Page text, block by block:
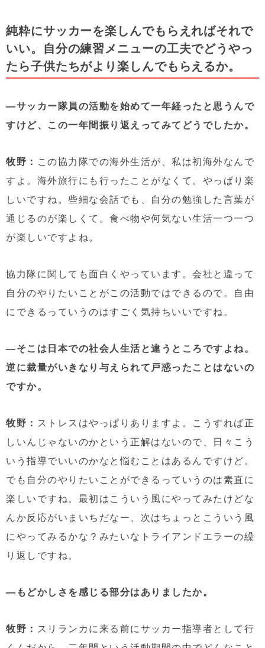
純粋にサッカーを楽しんでもらえればそれで
いい。自分の練習メニューの工夫でどうやっ
たら子供たちがより楽しんでもらえるか。
—サッカー隊員の活動を始めて一年経ったと思うんで
すけど、この一年間振り返えってみてどうでしたか。
牧野： この協力隊での海外生活が、私は初海外なんで
すよ。海外旅行にも行ったことがなくて。やっぱり楽
しいですね。些細な会話でも、自分の勉強した言葉が
通じるのが楽しくて。食べ物や何気ない生活一つ一つ
が楽しいですよね。
協力隊に関しても面白くやっています。会社と違って
自分のやりたいことがこの活動ではできるので。自由
にできるっていうのはすごく気持ちいいですね。
—そこは日本での社会人生活と違うところですよね。
逆に裁量がいきなり与えられて戸惑ったことはないの
ですか。
牧野： ストレスはやっぱりありますよ。こうすれば正
しいんじゃないのかという正解はないので、日々こう
いう指導でいいのかなと悩むことはあるんですけど。
でも自分のやりたいことができるっていうのは素直に
楽しいですね。最初はこういう風にやってみたけどな
んか反応がいまいちだなー、次はちょっとこういう風
にやってみるかな？みたいなトライアンドエラーの繰
り返しですね。
—もどかしさを感じる部分はありましたか。
牧野： スリランカに来る前にサッカー指導者として行